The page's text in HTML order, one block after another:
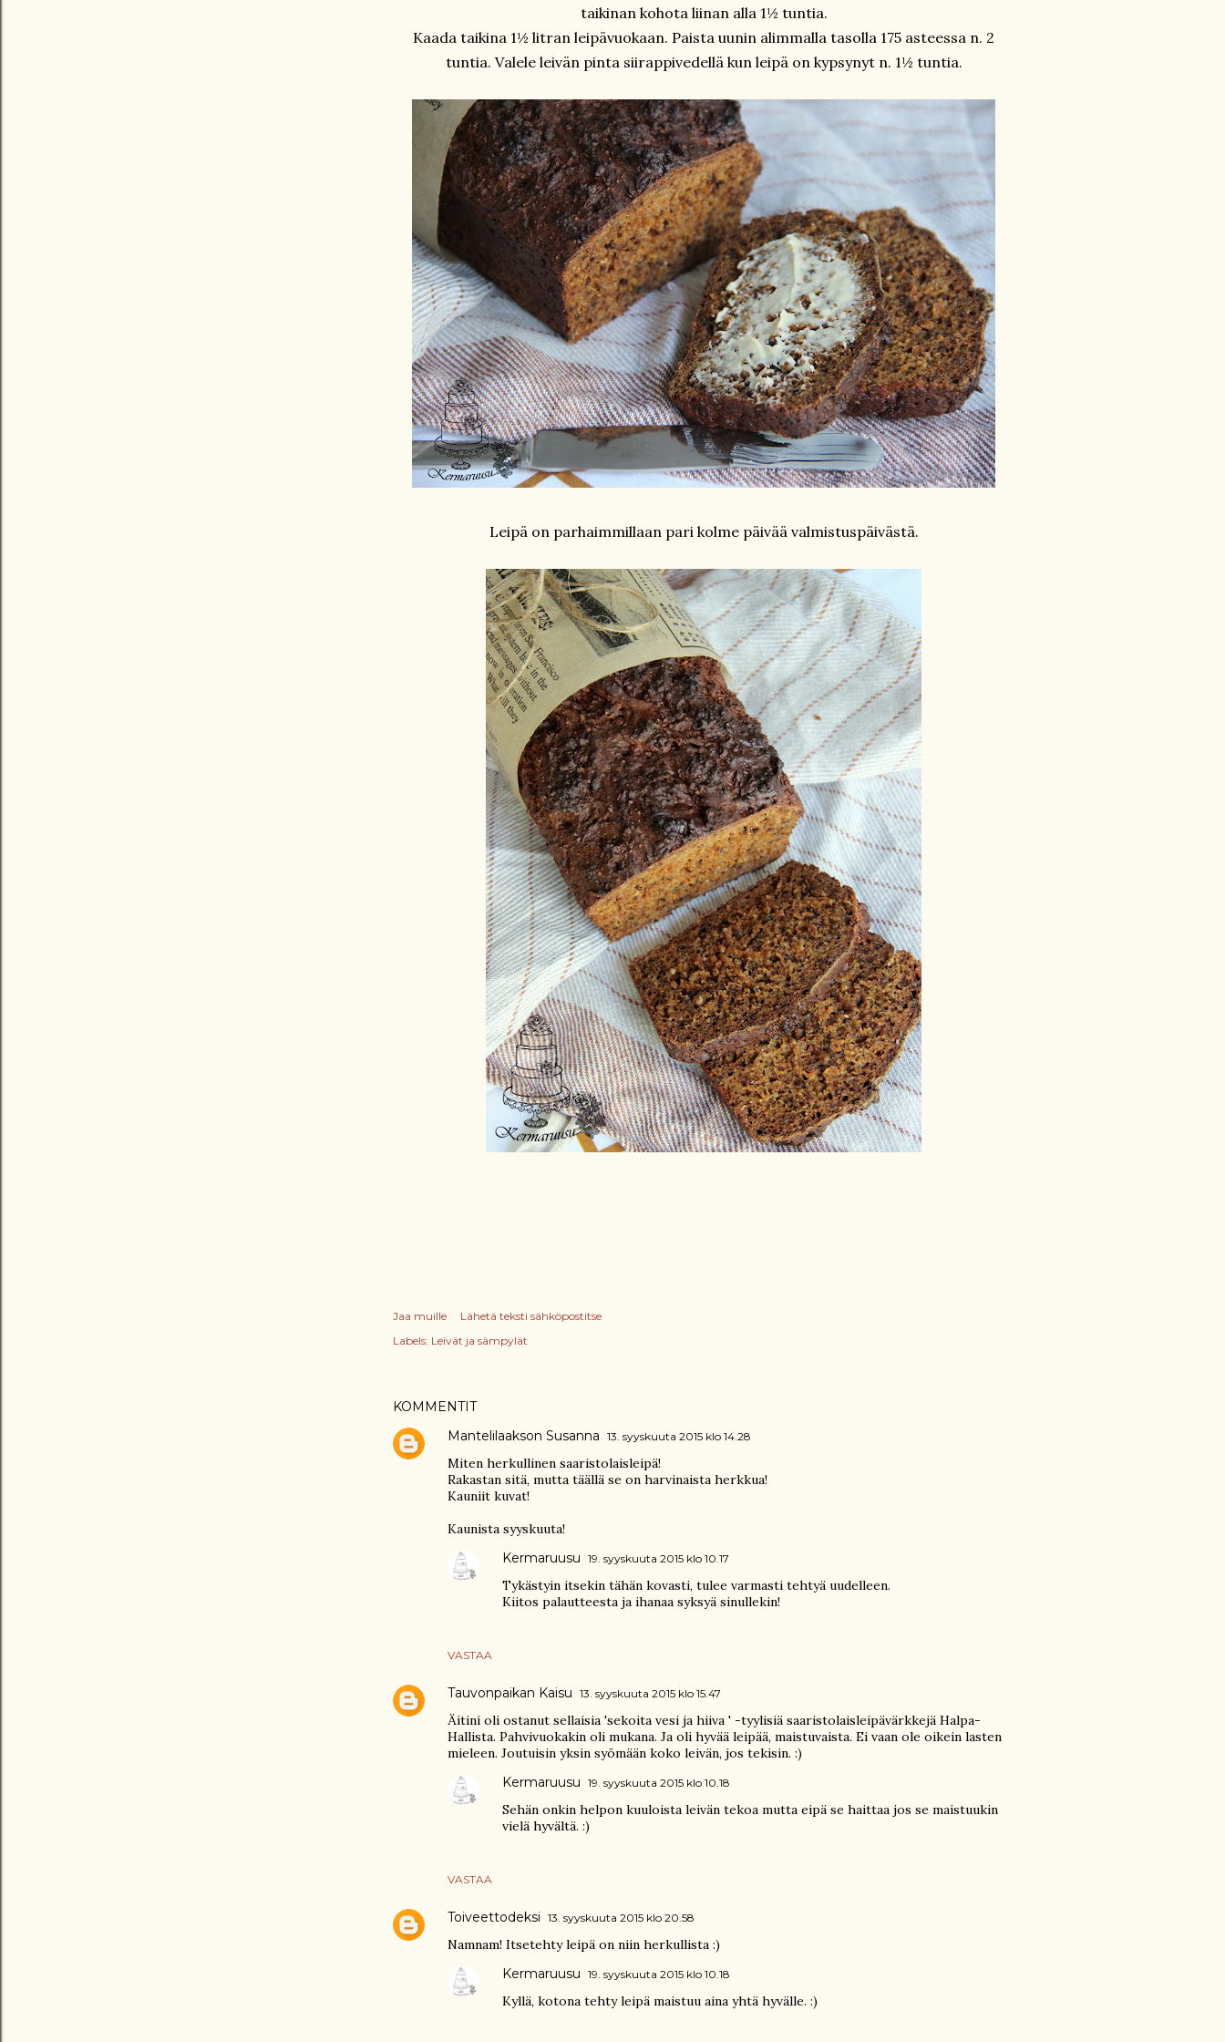
taikinan kohota liinan alla 1½ tuntia.
Kaada taikina 1½ litran leipävuokaan. Paista uunin alimmalla tasolla 175 asteessa n. 2
tuntia. Valele leivän pinta siirappivedellä kun leipä on kypsynyt n. 1½ tuntia.
Leipä on parhaimmillaan pari kolme päivää valmistuspäivästä.
Jaa muille
Lähetä teksti sähköpostitse
Labels: Leivät ja sämpylät
KOMMENTIT
Mantelilaakson Susanna 13. syyskuuta 2015 klo 14.28
Miten herkullinen saaristolaisleipä!
Rakastan sitä, mutta täällä se on harvinaista herkkua!
Kauniit kuvat!
Kaunista syyskuuta!
VASTAA
Kermaruusu 19. syyskuuta 2015 klo 10.17
Tykästyin itsekin tähän kovasti, tulee varmasti tehtyä uudelleen.
Kiitos palautteesta ja ihanaa syksyä sinullekin!
Tauvonpaikan Kaisu 13. syyskuuta 2015 klo 15.47
Äitini oli ostanut sellaisia 'sekoita vesi ja hiiva ' -tyylisiä saaristolaisleipävärkkejä Halpa-
Hallista. Pahvivuokakin oli mukana. Ja oli hyvää leipää, maistuvaista. Ei vaan ole oikein lasten
mieleen. Joutuisin yksin syömään koko leivän, jos tekisin. :)
VASTAA
Kermaruusu 19. syyskuuta 2015 klo 10.18
Sehän onkin helpon kuuloista leivän tekoa mutta eipä se haittaa jos se maistuukin
vielä hyvältä. :)
Toiveettodeksi 13. syyskuuta 2015 klo 20.58
Namnam! Itsetehty leipä on niin herkullista :)
Kermaruusu 19. syyskuuta 2015 klo 10.18
Kyllä, kotona tehty leipä maistuu aina yhtä hyvälle. :)